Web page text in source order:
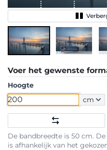
Voer het gewenste
Hoogte
cm
De bandbreedte is 50 cm.
is afhankelijk van het